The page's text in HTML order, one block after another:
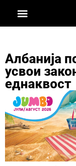
Албанија
усвои
еднаквост